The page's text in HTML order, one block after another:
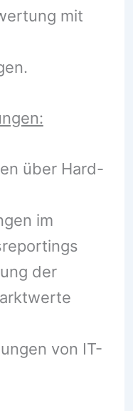
mit
über Hard-
im
der
von IT-